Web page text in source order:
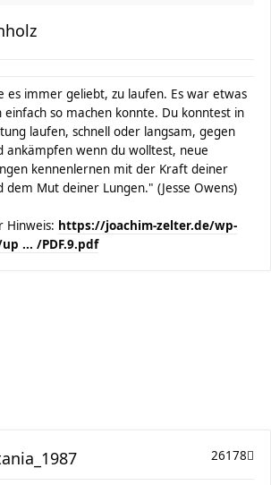
es immer geliebt, zu laufen. Es war etwas
einfach so machen konnte. Du konntest in
laufen, schnell oder langsam, gegen
ankämpfen wenn du wolltest, neue
kennenlernen mit der Kraft deiner
dem Mut deiner Lungen." (Jesse Owens)
Hinweis: https://joachim-zelter.de/wp-
... /PDF.9.pdf
26178